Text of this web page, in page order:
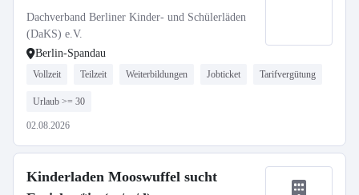
Dachverband Berliner Kinder- und Schülerläden
(DaKS) e.V.
Berlin-Spandau
Vollzeit Teilzeit Weiterbildungen Jobticket Tarifvergütung
Urlaub >= 30
02.08.2026
Kinderladen Mooswuffel sucht